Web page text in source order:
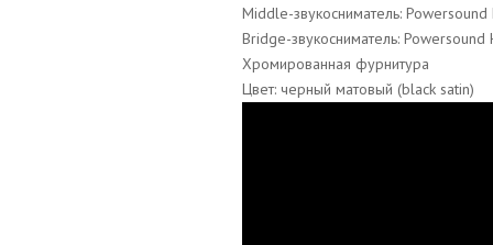
Middle-звукосниматель: Powersound
Bridge-звукосниматель: Powersound
Хромированная фурнитура
Цвет: черный матовый (black satin)